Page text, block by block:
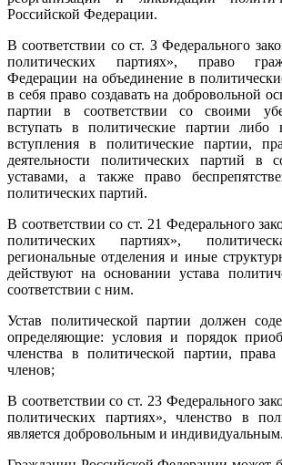
Российской Федерации.
В соответствии со ст. З Федерального
политических партиях», право
Федерации на объединение в
в себя право создавать на добровольной
партии в соответствии со своими
вступать в политические партии либо
вступления в политические партии,
деятельности политических партий в
уставами, а также право
политических партий.
В соответствии со ст. 21 Федерального
политических партиях»,
региональные отделения и иные
действуют на основании устава
соответствии с ним.
Устав политической партии должен
определяющие: условия и порядок
членства в политической партии,
членов;
В соответствии со ст. 23 Федерального
политических партиях», членство в
является добровольным и индивидуальным.